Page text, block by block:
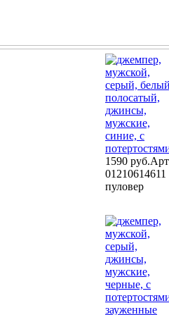
1590 руб.
01210614611
пуловер